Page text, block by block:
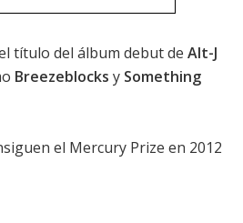
título del álbum debut de Alt-J
Breezeblocks y Something
el Mercury Prize en 2012